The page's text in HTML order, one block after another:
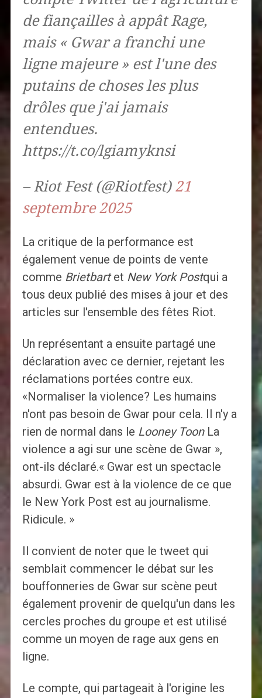
de fiançailles à appât Rage,
mais « Gwar a franchi une
ligne majeure » est l'une des
putains de choses les plus
drôles que j'ai jamais
entendues.
https://t.co/lgiamyknsi
– Riot Fest (@Riotfest) 21
septembre 2025
La critique de la performance est
également venue de points de vente
comme Brietbartet New York Postqui a
tous deux publié des mises à jour et des
articles sur l'ensemble des fêtes Riot.
Un représentant a ensuite partagé une
déclaration avec ce dernier, rejetant les
réclamations portées contre eux.
«Normaliser la violence? Les humains
n'ont pas besoin de Gwar pour cela. Il n'y a
rien de normal dans le Looney ToonLa
violence a agi sur une scène de Gwar »,
ont-ils déclaré.« Gwar est un spectacle
absurdi. Gwar est à la violence de ce que
le New York Post est au journalisme.
Ridicule. »
Il convient de noter que le tweet qui
semblait commencer le débat sur les
bouffonneries de Gwar sur scène peut
également provenir de quelqu'un dans les
cercles proches du groupe et est utilisé
comme un moyen de rage aux gens en
ligne.
Le compte, qui partageait à l'origine les